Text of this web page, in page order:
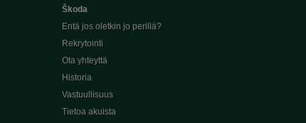
Škoda
Entä jos oletkin jo perillä?
Rekrytointi
Ota yhteyttä
Historia
Vastuullisuus
Tietoa akuista